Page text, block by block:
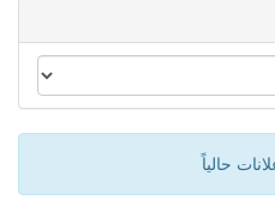
حالياً